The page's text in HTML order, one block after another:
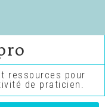
ressources pour
de praticien.